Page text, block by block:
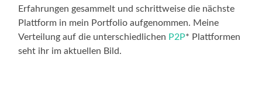
Erfahrungen gesammelt und schrittweise die nächste
Plattform in mein Portfolio aufgenommen. Meine
Verteilung auf die unterschiedlichen P2P* Plattformen
seht ihr im aktuellen Bild.